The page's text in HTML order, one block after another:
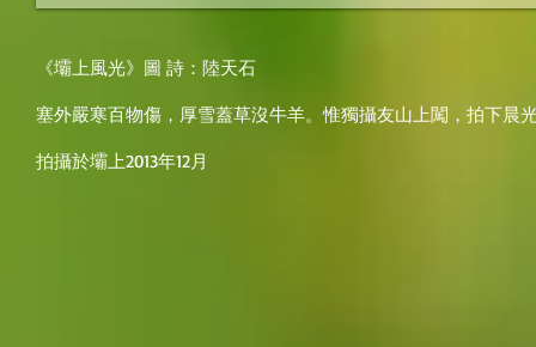
《壩上風光》圖 詩：陸天石
塞外嚴寒百物傷，厚雪蓋草沒牛羊。惟獨攝友山上闖，拍下晨
拍攝於壩上2013年12月